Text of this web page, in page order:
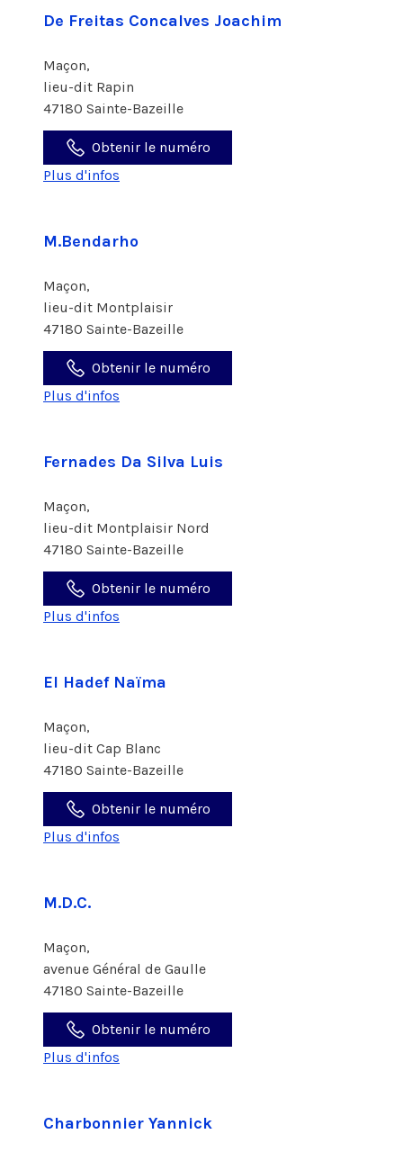
De Freitas Concalves Joachim
Maçon,
lieu-dit Rapin
47180 Sainte-Bazeille
Obtenir le numéro
Plus d'infos
M.Bendarho
Maçon,
lieu-dit Montplaisir
47180 Sainte-Bazeille
Obtenir le numéro
Plus d'infos
Fernades Da Silva Luis
Maçon,
lieu-dit Montplaisir Nord
47180 Sainte-Bazeille
Obtenir le numéro
Plus d'infos
El Hadef Naïma
Maçon,
lieu-dit Cap Blanc
47180 Sainte-Bazeille
Obtenir le numéro
Plus d'infos
M.D.C.
Maçon,
avenue Général de Gaulle
47180 Sainte-Bazeille
Obtenir le numéro
Plus d'infos
Charbonnier Yannick